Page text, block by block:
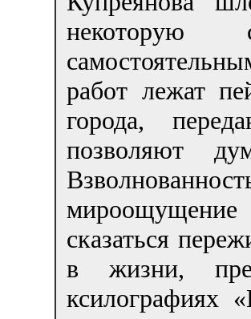
некоторую
работ лежат
города,
позволяют
сказаться
в жизни,
ксилографиях